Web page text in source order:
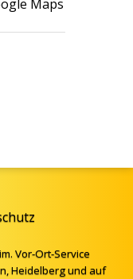
Maps
Vor-Ort-Service
Heidelberg und auf